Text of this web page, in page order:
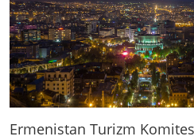
Ermenistan Turizm